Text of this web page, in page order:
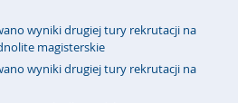
wyniki drugiej tury rekrutacji na
magisterskie
wyniki drugiej tury rekrutacji na